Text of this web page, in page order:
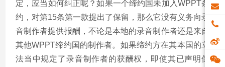
定，应当如何纠正呢？如果一个缔约国未加入WPPT条
约，对第15条第一款提出了保留，那么它没有义务向录
音制作者提供报酬，不论是本地的录音制作者还是来自
其他WPPT缔约国的制作者。如果缔约方在其本国的立
法当中规定了录音制作者的获酬权，即使其已声明保